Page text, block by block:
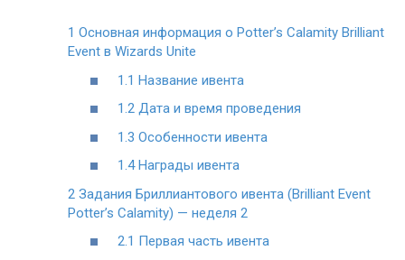
1 Основная информация о Potter’s Calamity Brilliant
Event в Wizards Unite
1.1 Название ивента
1.2 Дата и время проведения
1.3 Особенности ивента
1.4Награды ивента
2 Задания Бриллиантового ивента (Brilliant Event
Potter’s Calamity) — неделя 2
2.1 Первая часть ивента